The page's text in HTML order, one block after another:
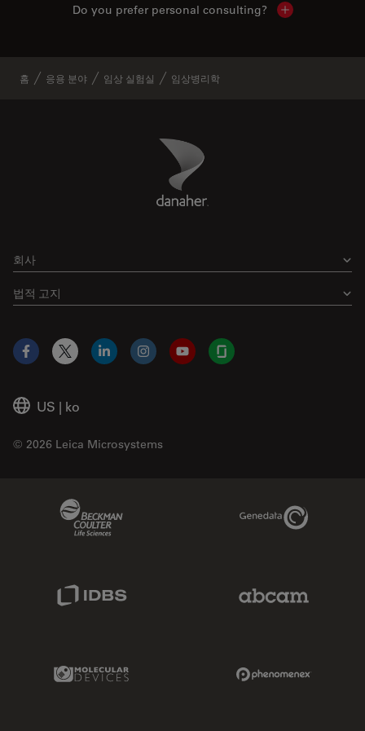
Do you prefer personal consulting? Show local
홈 응용 분야 임상 실험실 임상병리학
Danaher Logo
회사
법적 고지
US | ko
© 2026 Leica Microsystems
Facebook
X LinkedInInstagramYouTubeGlassdoor
Genedata Link
Molecular Devices Link